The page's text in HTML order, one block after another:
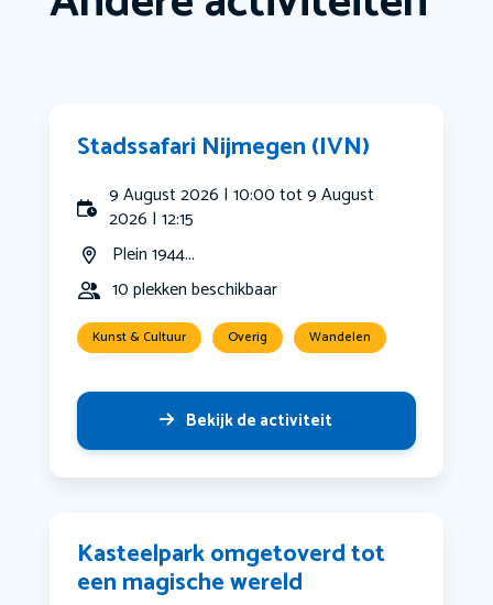
Stadssafari Nijmegen (IVN)
9 August 2026 | 10:00 tot 9 August
2026 | 12:15
Plein 1944...
10 plekken beschikbaar
Kunst & Cultuur Overig Wandelen
Bekijk de activiteit
Kasteelpark omgetoverd tot
een magische wereld